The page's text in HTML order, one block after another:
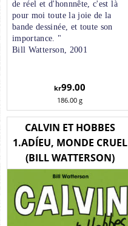
de réel et d'honnnête, c'est là
pour moi toute la joie de la
bande dessinée, et toute son
importance. "
Bill Watterson, 2001
kr99.00
186.00 g
CALVIN ET HOBBES
1.ADÍEU, MONDE CRUEL
(BILL WATTERSON)